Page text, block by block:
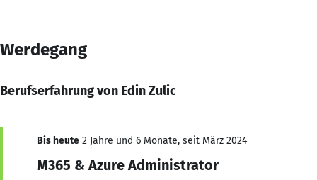
Werdegang
Berufserfahrung von Edin Zulic
Bis heute 2 Jahre und 6 Monate, seit März 2024
M365 & Azure Administrator